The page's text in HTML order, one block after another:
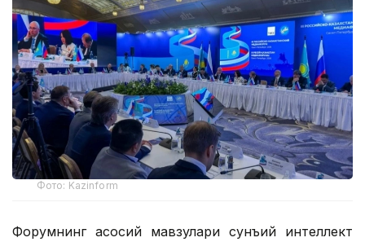
Фото: Kazinform
Форумнинг асосий мавзулари сунъий интеллект